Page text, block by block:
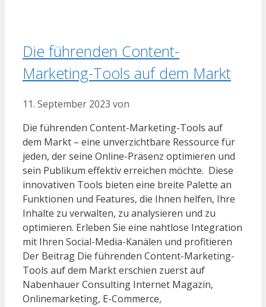
Die führenden Content-
Marketing-Tools auf dem Markt
11. September 2023 von
Die führenden Content-Marketing-Tools auf
dem Markt – eine unverzichtbare Ressource für
jeden, der seine Online-Präsenz optimieren und
sein Publikum effektiv erreichen möchte. Diese
innovativen Tools bieten eine breite Palette an
Funktionen und Features, die Ihnen helfen, Ihre
Inhalte zu verwalten, zu analysieren und zu
optimieren. Erleben Sie eine nahtlose Integration
mit Ihren Social-Media-Kanälen und profitieren
Der Beitrag Die führenden Content-Marketing-
Tools auf dem Markt erschien zuerst auf
Nabenhauer Consulting Internet Magazin,
Onlinemarketing, E-Commerce,